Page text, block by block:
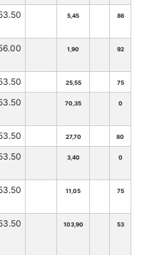
5,45 86
1,90 92
25,55 75
70,35 0
27,70 80
3,40 0
11,05 75
103,90 53